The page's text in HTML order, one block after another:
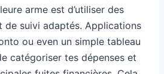
arme est d’utiliser des
de suivi adaptés. Applications
ou even un simple tableau
catégoriser tes dépenses et